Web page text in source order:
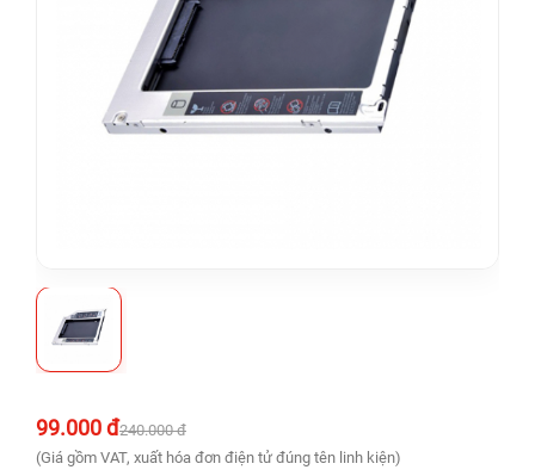
99.000 đ240.000 đ
(Giá gồm VAT, xuất hóa đơn điện tử đúng tên linh kiện)